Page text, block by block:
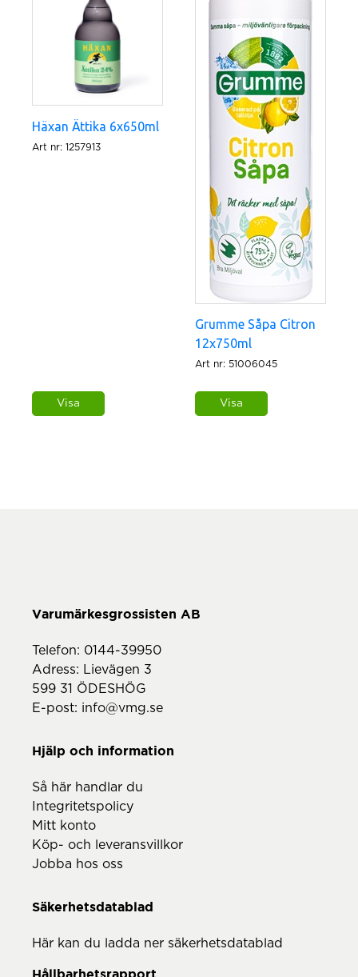
Häxan Ättika 6x650ml
Art nr: 1257913
Visa
Grumme Såpa Citron
12x750ml
Art nr: 51006045
Visa
Telefon: 0144-39950
Adress: Lievägen 3
599 31 ÖDESHÖG
E-post: info@vmg.se
Hjälp och information
Så här handlar du
Integritetspolicy
Mitt konto
Köp- och leveransvillkor
Jobba hos oss
Säkerhetsdatablad
Här kan du ladda ner säkerhetsdatablad
Hållbarhetsrapport